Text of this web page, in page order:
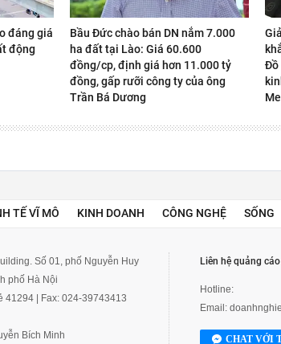
đáng giá
động
Bầu Đức chào bán DN nắm 7.000
ha đất tại Lào: Giá 60.600
đồng/cp, định giá hơn 11.000 tỷ
đồng, gấp rưỡi công ty của ông
Trần Bá Dương
Đồ
TẾ VĨ MÔ KINH DOANH CÔNG NGHỆ SỐNG
Số 01, phố Nguyễn Huy
phố Hà Nội
41294 | Fax: 024-39743413
Bích Minh
Liên hệ quảng cáo
Hotline:
Email:
CHAT VỚI